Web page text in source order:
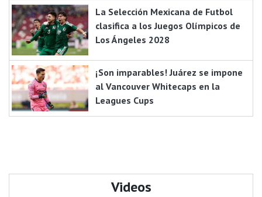
La Selección Mexicana de Futbol
clasifica a los Juegos Olímpicos de
Los Ángeles 2028
¡Son imparables! Juárez se impone
al Vancouver Whitecaps en la
Leagues Cups
Videos